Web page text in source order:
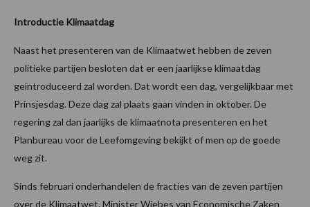
Introductie Klimaatdag
Naast het presenteren van de Klimaatwet hebben de zeven
politieke partijen besloten dat er een jaarlijkse klimaatdag
geïntroduceerd zal worden. Dat wordt een dag, vergelijkbaar met
Prinsjesdag. Deze dag zal plaats gaan vinden in oktober. De
regering zal dan jaarlijks de klimaatnota presenteren en het
Planbureau voor de Leefomgeving bekijkt of men op de goede
weg zit.
Sinds februari onderhandelen de fracties van de zeven partijen
over de Klimaatwet. Minister Wiebes van Economische Zaken